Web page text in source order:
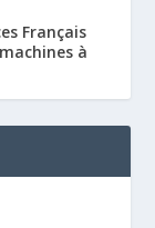
Français
à